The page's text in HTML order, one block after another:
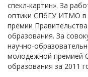
спекл-картин». За
оптики СПбГУ ИТМО в
премии
образования. За
научно-
молодежной премией
образования за 2011